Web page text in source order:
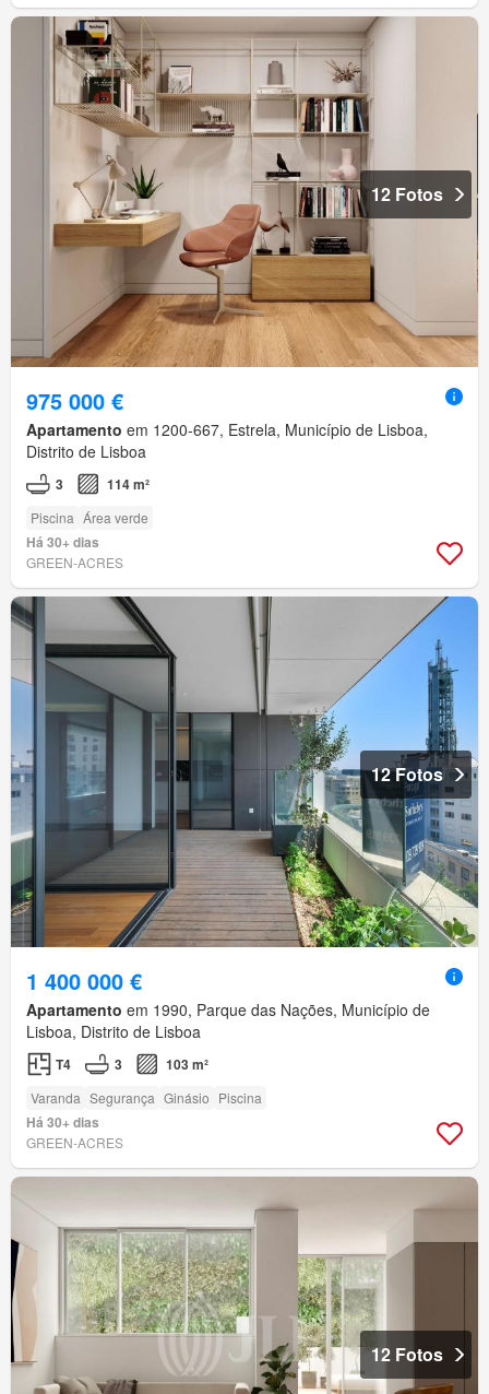
12 Fotos
975 000 €
Apartamento em 1200-667, Estrela, Município de Lisboa,
Distrito de Lisboa
3 114 m²
Piscina Área verde
Há 30+ dias
GREEN-ACRES
12 Fotos
1 400 000 €
Apartamento em 1990, Parque das Nações, Município de
Lisboa, Distrito de Lisboa
T4 3 103 m²
Varanda Segurança Ginásio Piscina
Há 30+ dias
GREEN-ACRES
12 Fotos